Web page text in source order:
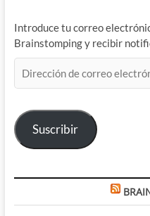
Introduce tu correo
Brainstomping y recibir
de
electrónico
Suscribir